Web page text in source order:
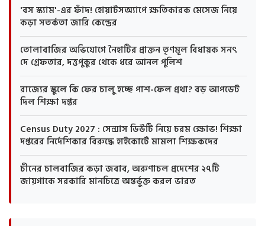
'বস স্ক্যাম'-এর ফাঁদ! হোয়াটসঅ্যাপে ক্ষতিকারক মেসেজ নিয়ে
কড়া সতর্কতা জারি কেন্দ্রের
তোলাবাজির অভিযোগে নৈহাটির প্রাক্তন তৃণমূল বিধায়ক সনৎ
দে গ্রেফতার, দত্তপুকুর থেকে ধরে আনল পুলিশ
রাজ্যের স্কুলে কি ফের চালু হচ্ছে পাশ-ফেল প্রথা? বড় আপডেট
দিল শিক্ষা দপ্তর
Census Duty 2027 : সেন্সাস ডিউটি নিয়ে চরম ক্ষোভ! শিক্ষা
দপ্তরের নির্দেশিকার বিরুদ্ধে হাইকোর্টে মামলা শিক্ষকদের
চীনের চালবাজির কড়া জবাব, অরুণাচল প্রদেশের ২৭টি
জায়গাকে সরকারি মানচিত্রে অন্তর্ভুক্ত করল ভারত